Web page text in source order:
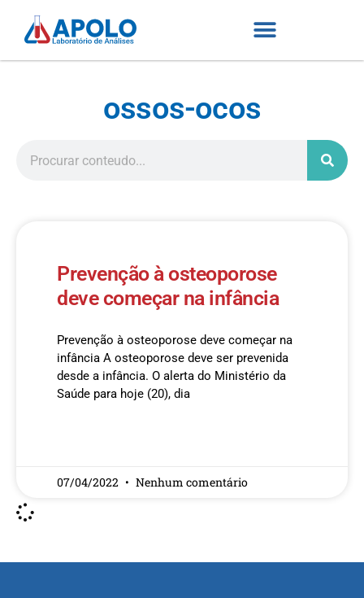
ossos-ocos
Prevenção à osteoporose
deve começar na infância
Prevenção à osteoporose deve começar na
infância A osteoporose deve ser prevenida
desde a infância. O alerta do Ministério da
Saúde para hoje (20), dia
07/04/2022 Nenhum comentário